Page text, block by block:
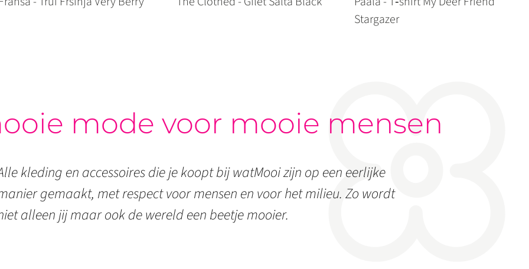
Stargazer
mode voor mooie mensen
kleding en accessoires die je koopt bij watMooi zijn op een eerlijke
gemaakt, met respect voor mensen en voor het milieu. Zo wordt
alleen jij maar ook de wereld een beetje mooier.